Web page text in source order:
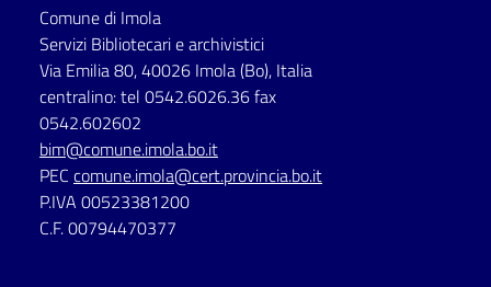
Comune di Imola
Servizi Bibliotecari e archivistici
Via Emilia 80, 40026 Imola (Bo), Italia
centralino: tel 0542.6026.36 fax
0542.602602
bim@comune.imola.bo.it
PEC comune.imola@cert.provincia.bo.it
P.IVA 00523381200
C.F. 00794470377